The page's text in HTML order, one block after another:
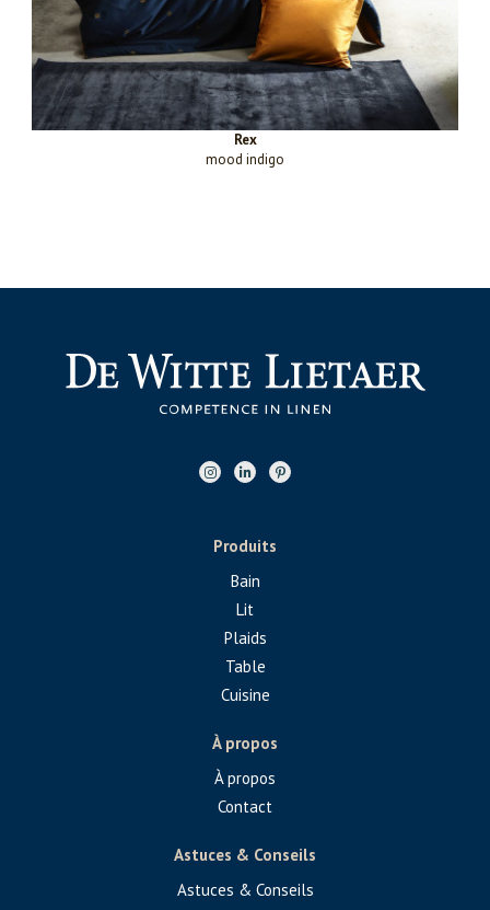
Rex
mood indigo
Produits
Bain
Lit
Plaids
Table
Cuisine
À propos
À propos
Contact
Astuces & Conseils
Astuces & Conseils